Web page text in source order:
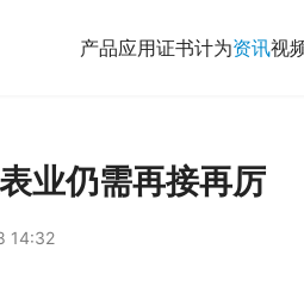
产品应用证书计为资讯视
业仍需再接再厉
14:32